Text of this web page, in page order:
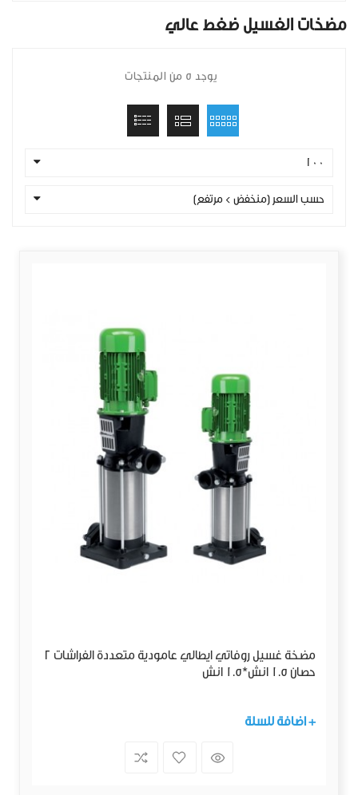
مضخات الغسيل ضغط عالي
يوجد 5 من المنتجات
100
حسب السعر (منخفض > مرتفع)
مضخة غسيل روفاتي ايطالي عامودية متعددة الفراشات 2
حصان 1.5 انش*1.5 انش
+ اضافة للسلة